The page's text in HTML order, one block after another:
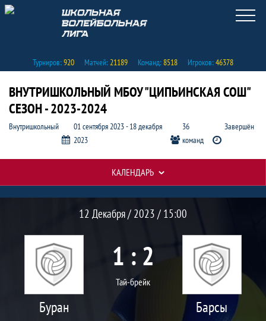
Турниров:920 Матчей:21189 Команд:8518 Игроков:46378
ВНУТРИШКОЛЬНЫЙ МБОУ "ЦИПЬИНСКАЯ СОШ"
СЕЗОН - 2023-2024
Внутришкольный
01 сентября 2023 - 18 декабря
2023
36
команд
Завершён
Протокол и события матча Буран 1
Матч
12 Декабря / 2023 / 15:00
Буран
1 : 2
Тай-брейк
Барсы
КАЛЕНДАРЬ